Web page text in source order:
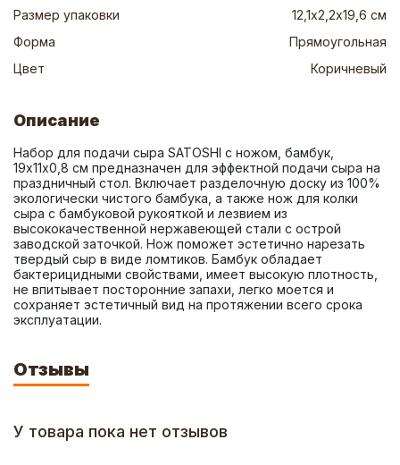
Размер упаковки
12,1х2,2х19,6 см
Форма
Прямоугольная
Цвет
Коричневый
Описание
Набор для подачи сыра SATOSHI с ножом, бамбук,
19х11х0,8 см предназначен для эффектной подачи сыра на
праздничный стол. Включает разделочную доску из 100%
экологически чистого бамбука, а также нож для колки
сыра с бамбуковой рукояткой и лезвием из
высококачественной нержавеющей стали с острой
заводской заточкой. Нож поможет эстетично нарезать
твердый сыр в виде ломтиков. Бамбук обладает
бактерицидными свойствами, имеет высокую плотность,
не впитывает посторонние запахи, легко моется и
сохраняет эстетичный вид на протяжении всего срока
эксплуатации.
Отзывы
У товара пока нет отзывов